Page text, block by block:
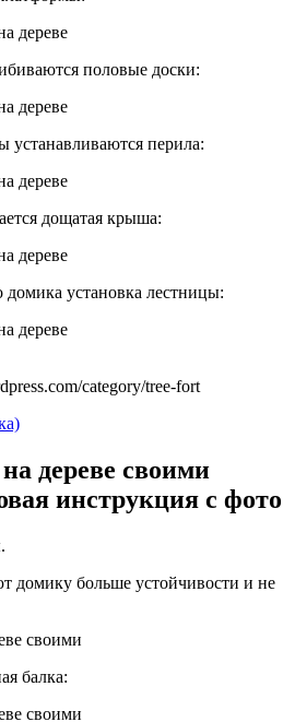
половые доски:
перила:
дощатая крыша:
домика установка лестницы:
category/tree-fort
дереве своими
инструкция с фото
домику больше устойчивости и не
балка: